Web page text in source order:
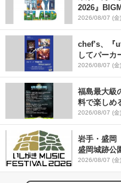
2026』
発表 ワー
2026/08/07 (金)
chef’s、『
してパーカ
2026/08/07 (金)
福島最大級
料で楽しめ
発表
2026/08/07 (金)
岩手・盛岡
盛岡城跡公
2026/08/07 (金)